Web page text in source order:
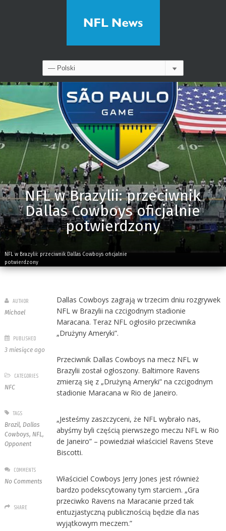
NFL w Brazylii: przeciwnik
Dallas Cowboys oficjalnie
potwierdzony
NFL w Brazylii: przeciwnik Dallas Cowboys oficjalnie
potwierdzony
Dallas Cowboys zagrają w trzecim dniu rozgrywek
NFL w Brazylii na czcigodnym stadionie
Maracana. Teraz NFL ogłosiło przeciwnika
„Drużyny Ameryki”.
Przeciwnik Dallas Cowboys na mecz NFL w
Brazylii został ogłoszony. Baltimore Ravens
zmierzą się z „Drużyną Ameryki” na czcigodnym
stadionie Maracana w Rio de Janeiro.
„Jesteśmy zaszczyceni, że NFL wybrało nas,
abyśmy byli częścią pierwszego meczu NFL w Rio
de Janeiro” – powiedział właściciel Ravens Steve
Biscotti.
Właściciel Cowboys Jerry Jones jest również
bardzo podekscytowany tym starciem. „Gra
przeciwko Ravens na Maracanie przed tak
entuzjastyczną publicznością będzie dla nas
wyjątkowym meczem.”
AUTHOR
Michael
PUBLISHED
3 miesiące ago
CATEGORIES
NFC
TAGS
Brazil, Dallas
Cowboys, NFL,
Opponent
COMMENTS
No Comments
SHARE